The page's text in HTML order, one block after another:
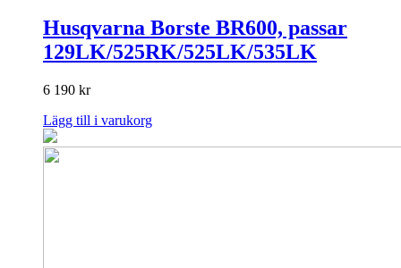
Husqvarna Borste BR600, passar
129LK/525RK/525LK/535LK
6 190 kr
Lägg till i varukorg